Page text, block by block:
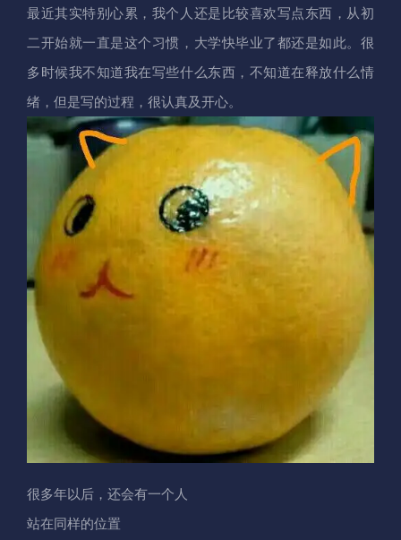
最近其实特别心累，我个人还是比较喜欢写点东西，从初
二开始就一直是这个习惯，大学快毕业了都还是如此。很
多时候我不知道我在写些什么东西，不知道在释放什么情
绪，但是写的过程，很认真及开心。
很多年以后，还会有一个人
站在同样的位置